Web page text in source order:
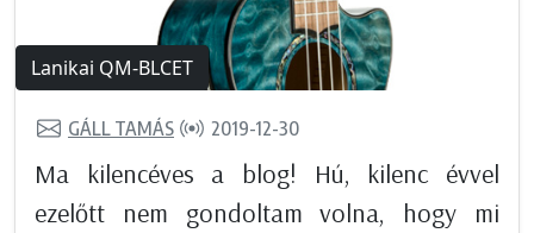
Lanikai QM-BLCET
GÁLL TAMÁS 2019-12-30
Ma kilencéves a blog! Hú, kilenc évvel
ezelőtt nem gondoltam volna, hogy mi